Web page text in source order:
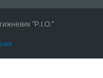
"Р.І.О."